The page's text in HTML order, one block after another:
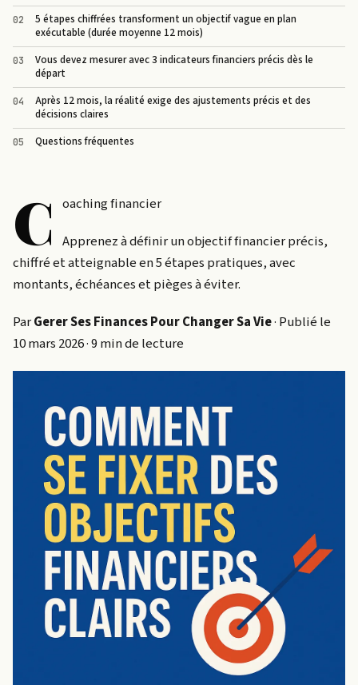
5 étapes chiffrées transforment un objectif vague en plan
exécutable (durée moyenne 12 mois)
Vous devez mesurer avec 3 indicateurs financiers précis dès le
départ
Après 12 mois, la réalité exige des ajustements précis et des
décisions claires
Questions fréquentes
C oaching financier
Apprenez à définir un objectif financier précis,
chiffré et atteignable en 5 étapes pratiques, avec
montants, échéances et pièges à éviter.
ParGerer Ses Finances Pour Changer Sa Vie· Publié le
10 mars 2026 · 9 min de lecture